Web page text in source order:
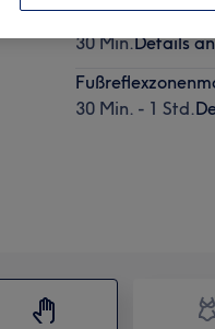
Taozi
30 Min.Details
30 Min. - 1 Std.